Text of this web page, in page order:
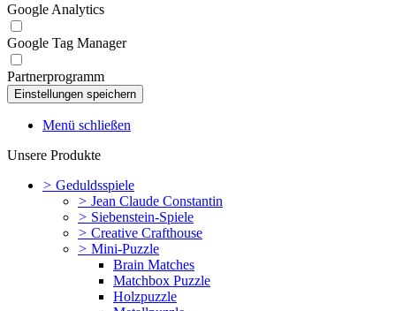
Google Analytics
Google Tag Manager
Partnerprogramm
Menü schließen
Unsere Produkte
> Geduldsspiele
> Jean Claude Constantin
> Siebenstein-Spiele
> Creative Crafthouse
> Mini-Puzzle
Brain Matches
Matchbox Puzzle
Holzpuzzle